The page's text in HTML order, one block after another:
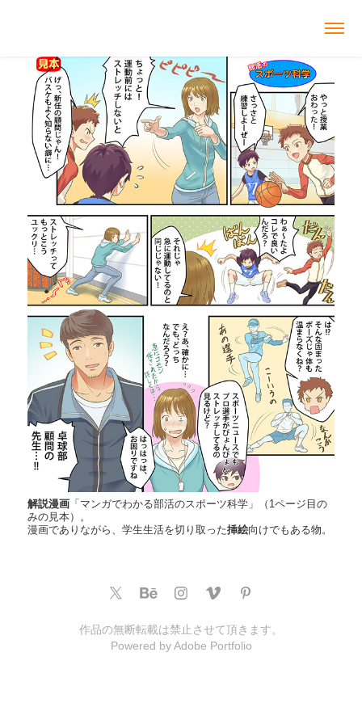
解説漫画「マンガでわかる部活のスポーツ科学」（1ページ目の
みの見本）。
漫画でありながら、学生生活を切り取った挿絵向けでもある物。
作品の無断転載は禁止させて頂きます。
Powered byAdobe Portfolio